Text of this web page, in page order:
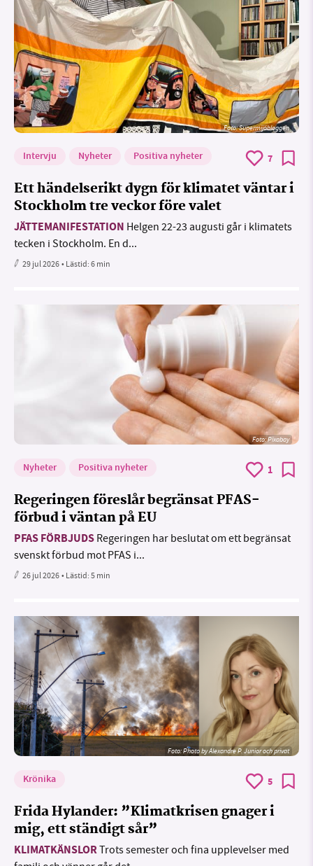
Foto: Supermijöbloggen
Intervju Nyheter Positiva nyheter 7
Ett händelserikt dygn för klimatet väntar i
Stockholm tre veckor före valet
JÄTTEMANIFESTATION Helgen 22-23 augusti går i klimatets
tecken i Stockholm. En d...
29 jul 2026• Lästid:6 min
Foto:Pixabay
Nyheter Positiva nyheter 1
Regeringen föreslår begränsat PFAS-
förbud i väntan på EU
PFAS FÖRBJUDS Regeringen har beslutat om ett begränsat
svenskt förbud mot PFAS i...
26 jul 2026• Lästid:5 min
Foto:Photo by Alexandre P. Junior och privat
Krönika 5
Frida Hylander: ”Klimatkrisen gnager i
mig, ett ständigt sår”
KLIMATKÄNSLORTrots semester och fina upplevelser med